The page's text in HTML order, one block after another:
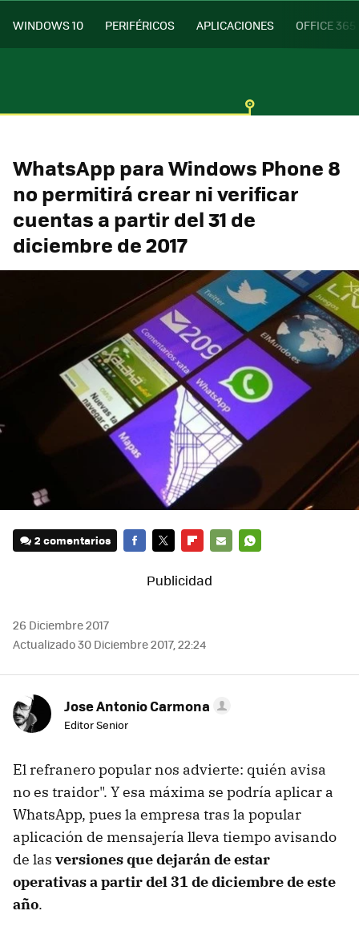
WINDOWS 10 PERIFÉRICOS APLICACIONES OFFICE 365
WhatsApp para Windows Phone 8
no permitirá crear ni verificar
cuentas a partir del 31 de
diciembre de 2017
2 comentarios
MAIL
26 Diciembre 2017
Actualizado 30 Diciembre 2017, 22:24
Jose Antonio Carmona
Editor Senior
El refranero popular nos advierte: quién avisa
no es traidor". Y esa máxima se podría aplicar a
WhatsApp, pues la empresa tras la popular
aplicación de mensajería lleva tiempo avisando
de las versiones que dejarán de estar
operativas a partir del 31 de diciembre de este
año.